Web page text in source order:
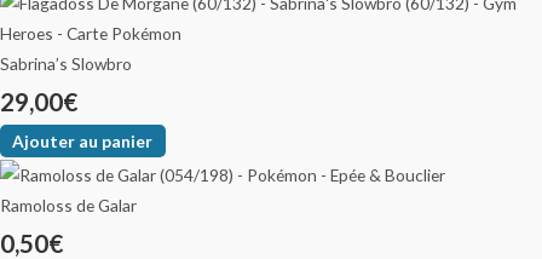
Sabrina’s Slowbro
29,00€
Ajouter au panier
Ramoloss de Galar
0,50€